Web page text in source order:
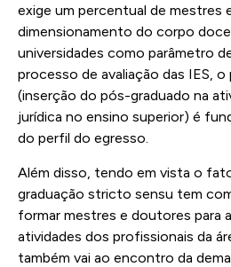
exige um percentual de mestres
dimensionamento do corpo
universidades como parâmetro
processo de avaliação das IES,
(inserção do pós-graduado na
jurídica no ensino superior) é
do perfil do egresso.
Além disso, tendo em vista o
graduação stricto sensu tem
formar mestres e doutores para
atividades dos profissionais da
também vai ao encontro da